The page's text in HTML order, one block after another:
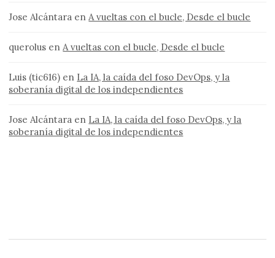
Jose Alcántara enA vueltas con el bucle, Desde el bucle
querolus enA vueltas con el bucle, Desde el bucle
Luis (tic616) en La IA, la caída del foso DevOps, y la
soberanía digital de los independientes
Jose Alcántara en La IA, la caída del foso DevOps, y la
soberanía digital de los independientes